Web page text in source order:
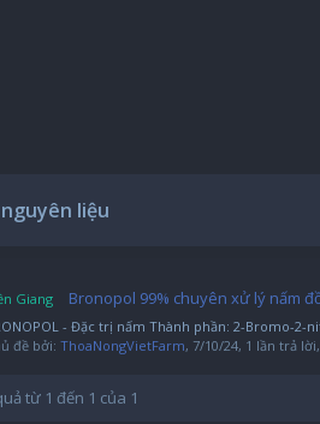
liệu
Giang Bronopol 99% chuyên xử lý nấm
- Đặc trị nấm Thành phần: 2-Bromo-
đề bởi: ThoaNongVietFarm, 7/10/24, 1 lần trả
từ 1 đến 1 của 1